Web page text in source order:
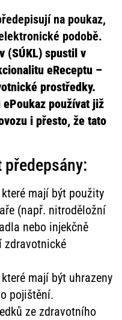
na poukaz,
podobě.
(SÚKL) spustil v
eReceptu –
prostředky.
používat již
i přesto, že tato
mají být použity
(např. nitroděložní
nebo injekčně
zdravotnické
mají být uhrazeny
pojištění.
ze zdravotního